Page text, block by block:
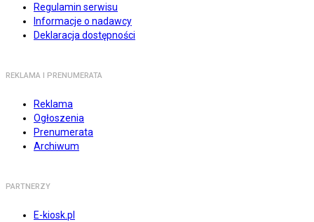
Regulamin serwisu
Informacje o nadawcy
Deklaracja dostępności
REKLAMA I PRENUMERATA
Reklama
Ogłoszenia
Prenumerata
Archiwum
PARTNERZY
E-kiosk.pl